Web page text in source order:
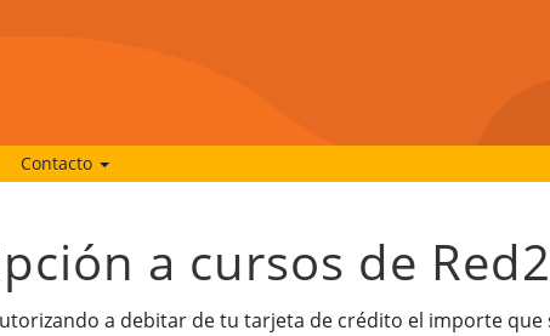
Contacto
a cursos de
a debitar de tu tarjeta de crédito el importe que